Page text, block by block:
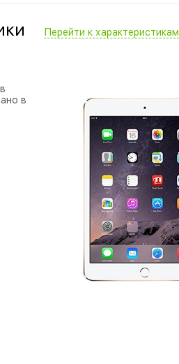
Перейти к характеристикам
в